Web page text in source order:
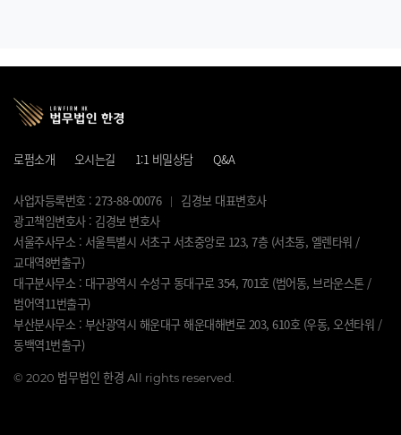
로펌소개 오시는길 1:1 비밀상담 Q&A
사업자등록번호 : 273-88-00076
김경보 대표변호사
광고책임변호사 : 김경보 변호사
서울주사무소 : 서울특별시 서초구 서초중앙로 123, 7층 (서초동, 엘렌타워 /
교대역8번출구)
대구분사무소 : 대구광역시 수성구 동대구로 354, 701호 (범어동, 브라운스톤 /
범어역11번출구)
부산분사무소 : 부산광역시 해운대구 해운대해변로 203, 610호 (우동, 오션타워 /
동백역1번출구)
© 2020 법무법인 한경 All rights reserved.